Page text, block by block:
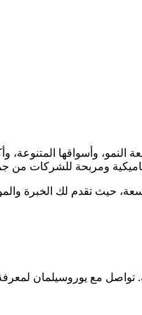
ومربحة للشركات من
حيث تقدم لك الخبرة
تواصل مع يوروسيلمان